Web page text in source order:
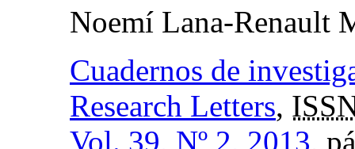
Noemí Lana-Renault
Cuadernos de
Research Letters,
Vol. 39, Nº 2, 2013,